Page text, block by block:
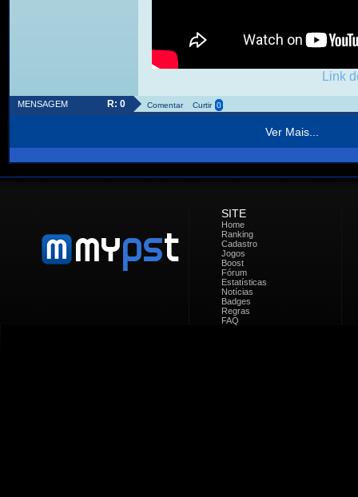
Link
MENSAGEM R: 0 Comentar Curtir 0
Ver Mais...
SITE
Home
Ranking
Cadastro
Jogos
Boost
Fórum
Estatísticas
Notícias
Badges
Regras
FAQ